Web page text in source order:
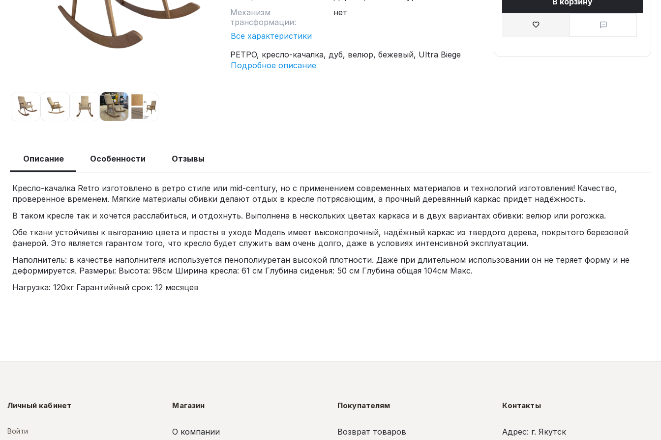
Механизм
трансформации:
нет
Все характеристики
РЕТРО, кресло-качалка, дуб, велюр, бежевый, Ultra Biege
Подробное описание
Описание Особенности Отзывы
Кресло-качалка Retro изготовлено в ретро стиле или mid-century, но с применением современных материалов и технологий изготовления! Качество,
проверенное временем. Мягкие материалы обивки делают отдых в кресле потрясающим, а прочный деревянный каркас придет надёжность.
В таком кресле так и хочется расслабиться, и отдохнуть. Выполнена в нескольких цветах каркаса и в двух вариантах обивки: велюр или рогожка.
Обе ткани устойчивы к выгоранию цвета и просты в уходе Модель имеет высокопрочный, надёжный каркас из твердого дерева, покрытого березовой
фанерой. Это является гарантом того, что кресло будет служить вам очень долго, даже в условиях интенсивной эксплуатации.
Наполнитель: в качестве наполнителя используется пенополиуретан высокой плотности. Даже при длительном использовании он не теряет форму и не
деформируется. Размеры: Высота: 98см Ширина кресла: 61 см Глубина сиденья: 50 см Глубина общая 104см Макс.
Нагрузка: 120кг Гарантийный срок: 12 месяцев
Личный кабинет
Войти
Магазин
О компании
Покупателям
Возврат товаров
Контакты
Адрес: г. Якутск